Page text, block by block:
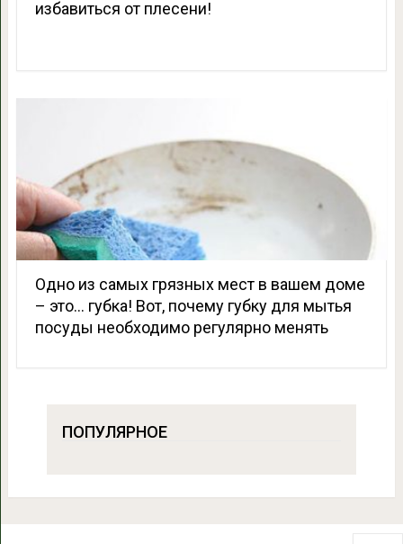
избавиться от плесени!
Одно из самых грязных мест в вашем доме
– это… губка! Вот, почему губку для мытья
посуды необходимо регулярно менять
ПОПУЛЯРНОЕ